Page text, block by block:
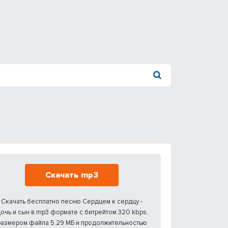
Скачать mp3
Скачать бесплатно песню Сердцем к сердцу -
и сын в mp3 формате с битрейтом 320 kbps,
файла 5.29 МБ и продолжительностью